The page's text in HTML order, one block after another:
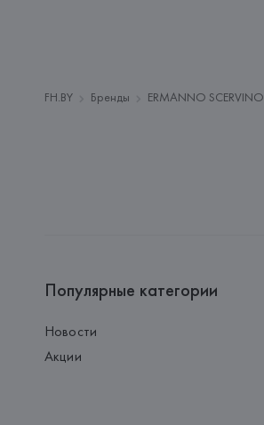
FH.BY Бренды ERMANNO SCERVINO
Популярные категории
Новости
Акции